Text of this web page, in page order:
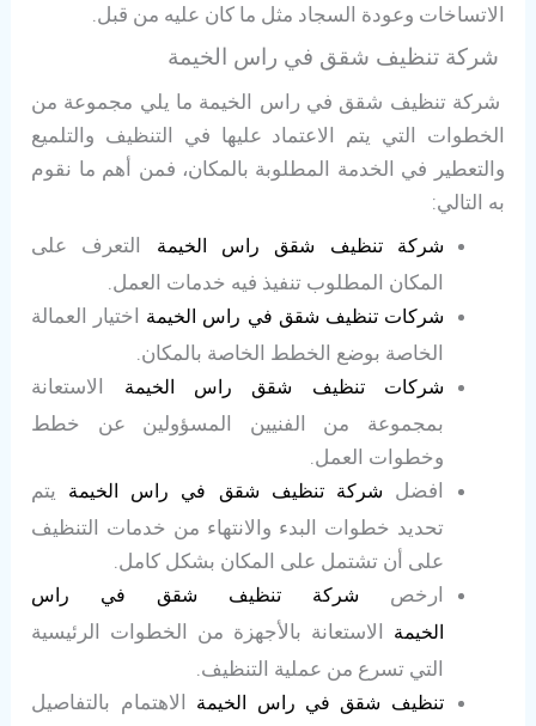
الاتساخات وعودة السجاد مثل ما كان عليه من قبل.
شركة تنظيف شقق في راس الخيمة
شركة تنظيف شقق في راس الخيمة ما يلي مجموعة من
الخطوات التي يتم الاعتماد عليها في التنظيف والتلميع
والتعطير في الخدمة المطلوبة بالمكان، فمن أهم ما نقوم
به التالي:
شركة تنظيف شقق راس الخيمة
التعرف على
المكان المطلوب تنفيذ فيه خدمات العمل.
شركات تنظيف شقق في راس الخيمة
اختيار العمالة
الخاصة بوضع الخطط الخاصة بالمكان.
شركات تنظيف شقق راس الخيمة
الاستعانة
بمجموعة من الفنيين المسؤولين عن خطط
وخطوات العمل.
افضل
شركة تنظيف شقق في راس الخيمة يتم
تحديد خطوات البدء والانتهاء من خدمات التنظيف
على أن تشتمل على المكان بشكل كامل.
ارخص
شركة تنظيف شقق في راس
الخيمة
الاستعانة بالأجهزة من الخطوات الرئيسية
التي تسرع من عملية التنظيف.
تنظيف شقق في راس الخيمة
الاهتمام بالتفاصيل